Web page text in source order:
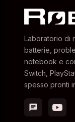
Laboratorio di
batterie,
notebook e
Switch,
spesso pronti
chat